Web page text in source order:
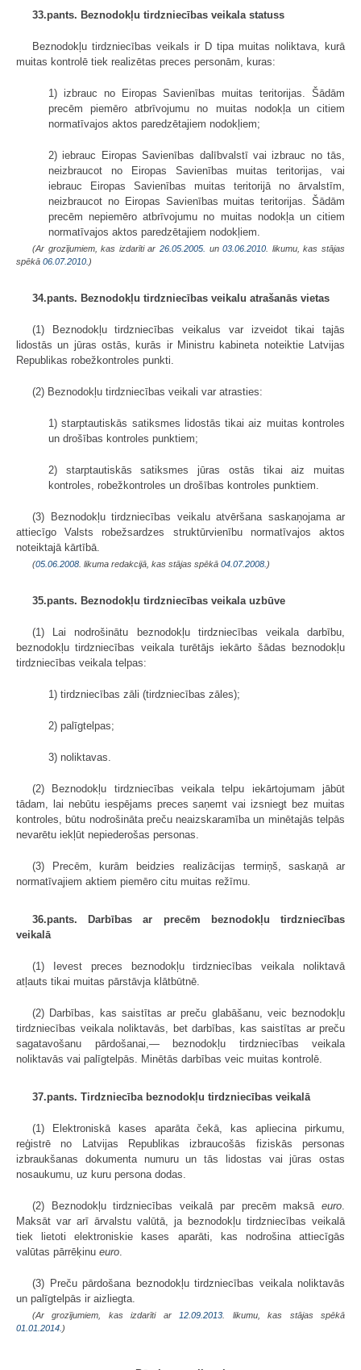
33.pants. Beznodokļu tirdzniecības veikala statuss
Beznodokļu tirdzniecības veikals ir D tipa muitas noliktava, kurā
muitas kontrolē tiek realizētas preces personām, kuras:
1) izbrauc no Eiropas Savienības muitas teritorijas. Šādām
precēm piemēro atbrīvojumu no muitas nodokļa un citiem
normatīvajos aktos paredzētajiem nodokļiem;
2) iebrauc Eiropas Savienības dalībvalstī vai izbrauc no tās,
neizbraucot no Eiropas Savienības muitas teritorijas, vai
iebrauc Eiropas Savienības muitas teritorijā no ārvalstīm,
neizbraucot no Eiropas Savienības muitas teritorijas. Šādām
precēm nepiemēro atbrīvojumu no muitas nodokļa un citiem
normatīvajos aktos paredzētajiem nodokļiem.
(Ar grozījumiem, kas izdarīti ar 26.05.2005. un03.06.2010 . likumu, kas stājas
spēkā 06.07.2010. )
34.pants. Beznodokļu tirdzniecības veikalu atrašanās vietas
(1) Beznodokļu tirdzniecības veikalus var izveidot tikai tajās
lidostās un jūras ostās, kurās ir Ministru kabineta noteiktie Latvijas
Republikas robežkontroles punkti.
(2) Beznodokļu tirdzniecības veikali var atrasties:
1) starptautiskās satiksmes lidostās tikai aiz muitas kontroles
un drošības kontroles punktiem;
2) starptautiskās satiksmes jūras ostās tikai aiz muitas
kontroles, robežkontroles un drošības kontroles punktiem.
(3) Beznodokļu tirdzniecības veikalu atvēršana saskaņojama ar
attiecīgo Valsts robežsardzes struktūrvienību normatīvajos aktos
noteiktajā kārtībā.
(05.06.2008 . likuma redakcijā, kas stājas spēkā 04.07.2008. )
35.pants. Beznodokļu tirdzniecības veikala uzbūve
(1) Lai nodrošinātu beznodokļu tirdzniecības veikala darbību,
beznodokļu tirdzniecības veikala turētājs iekārto šādas beznodokļu
tirdzniecības veikala telpas:
1) tirdzniecības zāli (tirdzniecības zāles);
2) palīgtelpas;
3) noliktavas.
(2) Beznodokļu tirdzniecības veikala telpu iekārtojumam jābūt
tādam, lai nebūtu iespējams preces saņemt vai izsniegt bez muitas
kontroles, būtu nodrošināta preču neaizskaramība un minētajās telpās
nevarētu iekļūt nepiederošas personas.
(3) Precēm, kurām beidzies realizācijas termiņš, saskaņā ar
normatīvajiem aktiem piemēro citu muitas režīmu.
36.pants. Darbības ar precēm beznodokļu tirdzniecības
veikalā
(1) Ievest preces beznodokļu tirdzniecības veikala noliktavā
atļauts tikai muitas pārstāvja klātbūtnē.
(2) Darbības, kas saistītas ar preču glabāšanu, veic beznodokļu
tirdzniecības veikala noliktavās, bet darbības, kas saistītas ar preču
sagatavošanu pārdošanai,— beznodokļu tirdzniecības veikala
noliktavās vai palīgtelpās. Minētās darbības veic muitas kontrolē.
37.pants. Tirdzniecība beznodokļu tirdzniecības veikalā
(1) Elektroniskā kases aparāta čekā, kas apliecina pirkumu,
reģistrē no Latvijas Republikas izbraucošās fiziskās personas
izbraukšanas dokumenta numuru un tās lidostas vai jūras ostas
nosaukumu, uz kuru persona dodas.
(2) Beznodokļu tirdzniecības veikalā par precēm maksā euro.
Maksāt var arī ārvalstu valūtā, ja beznodokļu tirdzniecības veikalā
tiek lietoti elektroniskie kases aparāti, kas nodrošina attiecīgās
valūtas pārrēķinu euro.
(3) Preču pārdošana beznodokļu tirdzniecības veikala noliktavās
un palīgtelpās ir aizliegta.
(Ar grozījumiem, kas izdarīti ar 12.09.2013 . likumu, kas stājas spēkā
01.01.2014. )